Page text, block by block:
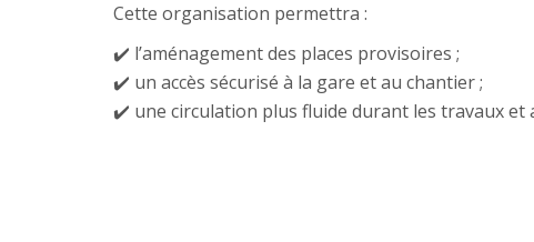
Cette organisation permettra :
✔️ l’aménagement des places provisoires ;
✔️ un accès sécurisé à la gare et au chantier ;
✔️ une circulation plus fluide durant les travaux